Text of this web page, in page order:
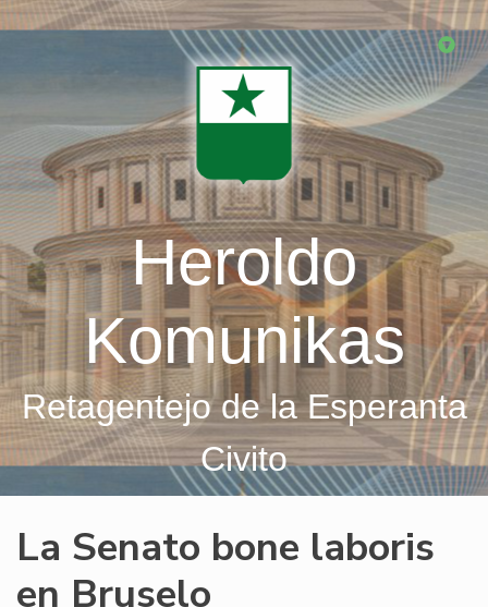
Skip
Heroldo
Komunikas
Retagentejo de la Esperanta
Civito
La Senato bone laboris
en Bruselo